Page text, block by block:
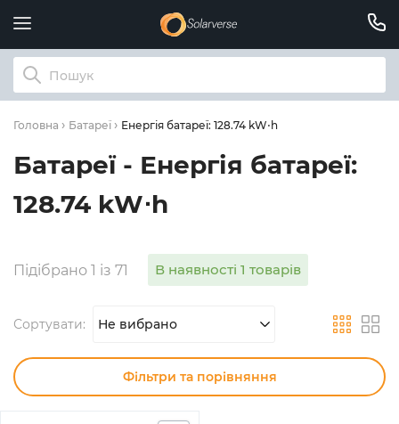
Головна Батареї Енергія батареї: 128.74 kW⋅h
Батареї - Енергія батареї:
128.74 kW⋅h
Підібрано 1 із 71 В наявності 1 товарів
Сортувати: Не вибрано
Фільтри та порівняння